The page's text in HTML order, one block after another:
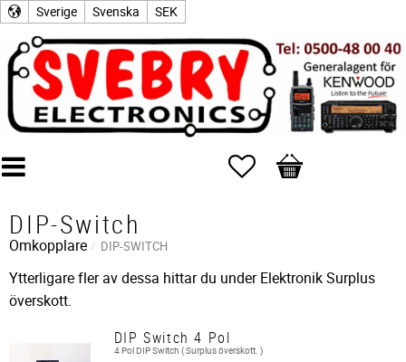
Sverige Svenska SEK
Favoriter
Kundvagn
DIP-Switch
Omkopplare DIP-SWITCH
Ytterligare fler av dessa hittar du under Elektronik Surplus
överskott.
DIP Switch 4 Pol
4 Pol DIP Switch ( Surplus överskott. )